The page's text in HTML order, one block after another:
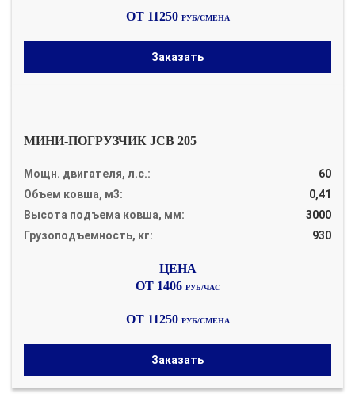
ОТ 11250 РУБ/СМЕНА
Заказать
МИНИ-ПОГРУЗЧИК JCB 205
Мощн. двигателя, л.с.:
60
Объем ковша, м3:
0,41
Высота подъема ковша, мм:
3000
Грузоподъемность, кг:
930
ОТ 1406 РУБ/ЧАС
ОТ 11250 РУБ/СМЕНА
Заказать